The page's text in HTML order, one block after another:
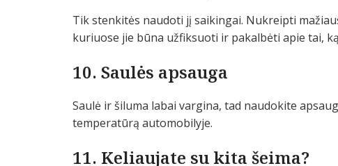
Tik stenkitės naudoti jį saikingai. Nukreipti
kuriuose jie būna užfiksuoti ir pakalbėti apie tai,
10. Saulės apsauga
Saulė ir šiluma labai vargina, tad naudokite
temperatūrą automobilyje.
11. Keliaujate su kita šeima?